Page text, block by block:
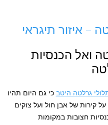
– איזור תיגראי
ואל הכנסיות
גרלטה היטב כי גם היום תהיו
קירות של אבן חול ועל צוקים
חצובות במקומות